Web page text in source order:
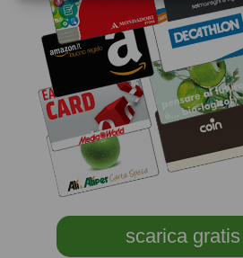
scarica